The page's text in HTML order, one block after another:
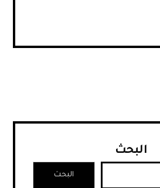
البحث
البحث